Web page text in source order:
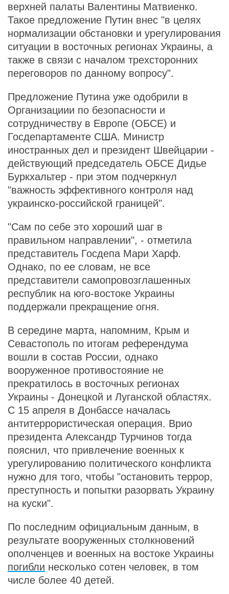
верхней палаты Валентины Матвиенко.
Такое предложение Путин внес "в целях
нормализации обстановки и урегулирования
ситуации в восточных регионах Украины, а
также в связи с началом трехсторонних
переговоров по данному вопросу".
Предложение Путина уже одобрили в
Организациии по безопасности и
сотрудничеству в Европе (ОБСЕ) и
Госдепартаменте США. Министр
иностранных дел и президент Швейцарии -
действующий председатель ОБСЕ Дидье
Буркхальтер - при этом подчеркнул
"важность эффективного контроля над
украинско-российской границей".
"Сам по себе это хороший шаг в
правильном направлении", - отметила
представитель Госдепа Мари Харф.
Однако, по ее словам, не все
представители самопровозглашенных
республик на юго-востоке Украины
поддержали прекращение огня.
В середине марта, напомним, Крым и
Севастополь по итогам референдума
вошли в состав России, однако
вооруженное противостояние не
прекратилось в восточных регионах
Украины - Донецкой и Луганской областях.
С 15 апреля в Донбассе началась
антитеррористическая операция. Врио
президента Александр Турчинов тогда
пояснил, что привлечение военных к
урегулированию политического конфликта
нужно для того, чтобы "остановить террор,
преступность и попытки разорвать Украину
на куски".
По последним официальным данным, в
результате вооруженных столкновений
ополченцев и военных на востоке Украины
погибли несколько сотен человек, в том
числе более 40 детей.